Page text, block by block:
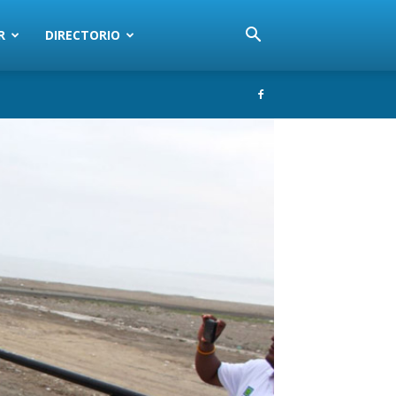
DIRECTORIO